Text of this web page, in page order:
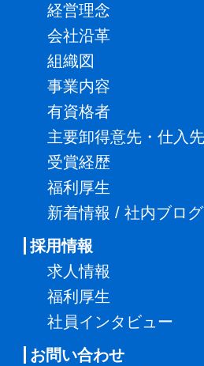
経営理念
会社沿革
組織図
事業内容
有資格者
主要卸得意先・仕入先
受賞経歴
福利厚生
新着情報 / 社内ブログ
採用情報
求人情報
福利厚生
社員インタビュー
お問い合わせ